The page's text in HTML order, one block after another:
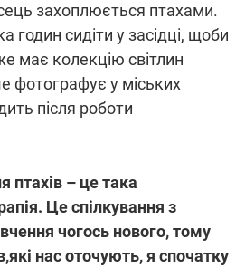
захоплюється птахами.
годин сидіти у засідці, щоби
має колекцію світлин
фотографує у міських
після роботи
птахів – це така
Це спілкування з
чогось нового, тому
нас оточують, я спочатку